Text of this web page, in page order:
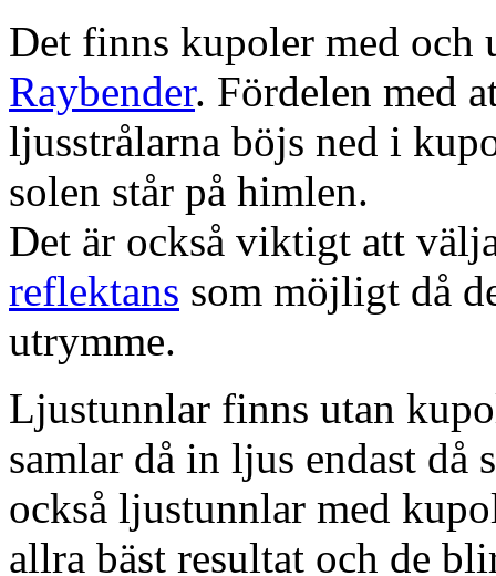
Det finns kupoler med och
Raybender. Fördelen med
ljusstrålarna böjs ned i
solen står på himlen.
Det är också viktigt att
reflektans som möjligt då
utrymme.
Ljustunnlar finns utan
samlar då in ljus endast då
också ljustunnlar med
allra bäst resultat och de